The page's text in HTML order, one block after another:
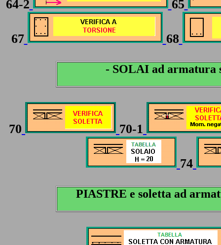
64-2 65
67 68
- SOLAI ad armatura
70 70-1
74
PIASTRE e soletta ad